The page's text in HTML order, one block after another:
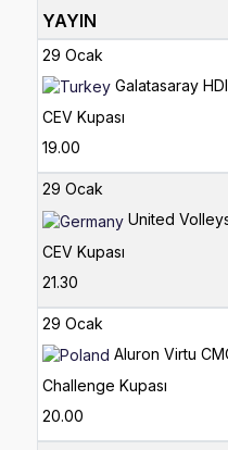
YAYIN
29 Ocak
Galatasaray
CEV Kupası
19.00
29 Ocak
United
CEV Kupası
21.30
29 Ocak
Aluron Virtu
Challenge Kupası
20.00